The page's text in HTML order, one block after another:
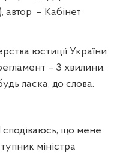
автор – Кабінет
юстиції України
– 3 хвилини.
ласка, до слова.
що мене
міністра